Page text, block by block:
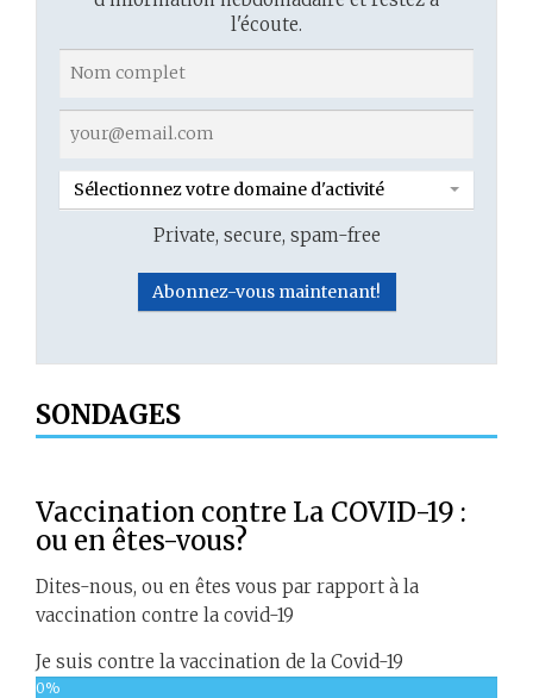
l'écoute.
Sélectionnez votre domaine d'activité
Private, secure, spam-free
SONDAGES
Vaccination contre La COVID-19 :
ou en êtes-vous?
Dites-nous, ou en êtes vous par rapport à la
vaccination contre la covid-19
Je suis contre la vaccination de la Covid-19
0%